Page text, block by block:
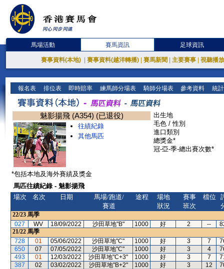
馬場活動 賽馬資訊 足球資訊
賽事資料(本地) 賽事資料(越洋轉播) 賽馬新聞 主要賽事 視聽播
報名表 排位表 即時賠率 練馬師分場表 騎師分場表 參考資料 統
魅影揚飛 (A354) (已退役)
往績紀錄
其他馬匹
出生地
毛色 / 性別
進口類別
總獎金*
冠-亞-季-總出賽次數*
*包括本地及海外賽績及獎金
馬匹往績紀錄 - 魅影揚飛
場次
名次 日期
馬場/跑道/
賽道
途程
場地
狀況
賽事
班次
檔位
22/23 馬季
027
WV 18/09/2022 沙田草地"B" 1000 好 2 --
21/22 馬季
728
01 05/06/2022 沙田草地"C" 1000 好 3 7
650
07 07/05/2022 沙田草地"C" 1000 好 3 4
493
01 12/03/2022 沙田草地"C+3" 1000 好 3 7
387
02 03/02/2022 沙田草地"B+2" 1000 好 3 12